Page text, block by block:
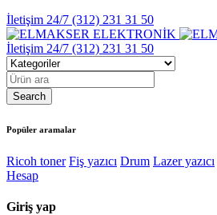
İletişim 24/7 (312) 231 31 50
İletişim 24/7 (312) 231 31 50
Popüler aramalar
Ricoh toner Fiş yazıcı Drum Lazer yazıcı
Hesap
Giriş yap